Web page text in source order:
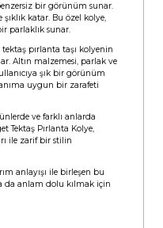
bir görünüm sunar.
şıklık katar. Bu özel kolye,
parlaklık sunar.
pırlanta taşı kolyenin
Altın malzemesi, parlak ve
şık bir görünüm
uygun bir zarafeti
ve farklı anlarda
Tektaş Pırlanta Kolye,
ile zarif bir stilin
anlayışı ile birleşen bu
da anlam dolu kılmak için